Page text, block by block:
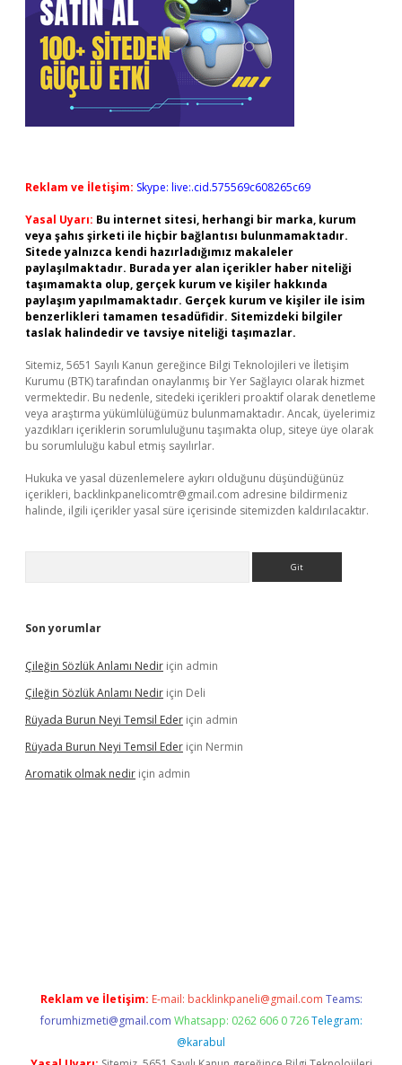
Reklam ve İletişim: Skype: live:.cid.575569c608265c69
Yasal Uyarı: Bu internet sitesi, herhangi bir marka, kurum
veya şahıs şirketi ile hiçbir bağlantısı bulunmamaktadır.
Sitede yalnızca kendi hazırladığımız makaleler
paylaşılmaktadır. Burada yer alan içerikler haber niteliği
taşımamakta olup, gerçek kurum ve kişiler hakkında
paylaşım yapılmamaktadır. Gerçek kurum ve kişiler ile isim
benzerlikleri tamamen tesadüfidir. Sitemizdeki bilgiler
taslak halindedir ve tavsiye niteliği taşımazlar.
Sitemiz, 5651 Sayılı Kanun gereğince Bilgi Teknolojileri ve İletişim
Kurumu (BTK) tarafından onaylanmış bir Yer Sağlayıcı olarak hizmet
vermektedir. Bu nedenle, sitedeki içerikleri proaktif olarak denetleme
veya araştırma yükümlülüğümüz bulunmamaktadır. Ancak, üyelerimiz
yazdıkları içeriklerin sorumluluğunu taşımakta olup, siteye üye olarak
bu sorumluluğu kabul etmiş sayılırlar.
Hukuka ve yasal düzenlemelere aykırı olduğunu düşündüğünüz
içerikleri, backlinkpanelicomtr@gmail.com adresine bildirmeniz
halinde, ilgili içerikler yasal süre içerisinde sitemizden kaldırılacaktır.
Son yorumlar
Çileğin Sözlük Anlamı Nedir için admin
Çileğin Sözlük Anlamı Nedir için Deli
Rüyada Burun Neyi Temsil Eder için admin
Rüyada Burun Neyi Temsil Eder için Nermin
Aromatik olmak nedir için admin
Reklam ve İletişim: E-mail: backlinkpaneli@gmail.com Teams:
forumhizmeti@gmail.com Whatsapp: 0262 606 0 726 Telegram:
@karabul